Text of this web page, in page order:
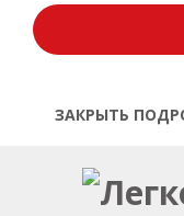
ЗАКРЫТЬ